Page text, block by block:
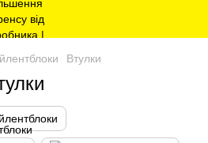
Втулки